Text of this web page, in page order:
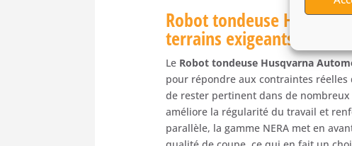
Robot tondeuse
terrains exigeants
Le Robot tondeuse Husqvarna
pour répondre aux contraintes réelles
de rester pertinent dans de
améliore la régularité du travail et
parallèle, la gamme NERA met en